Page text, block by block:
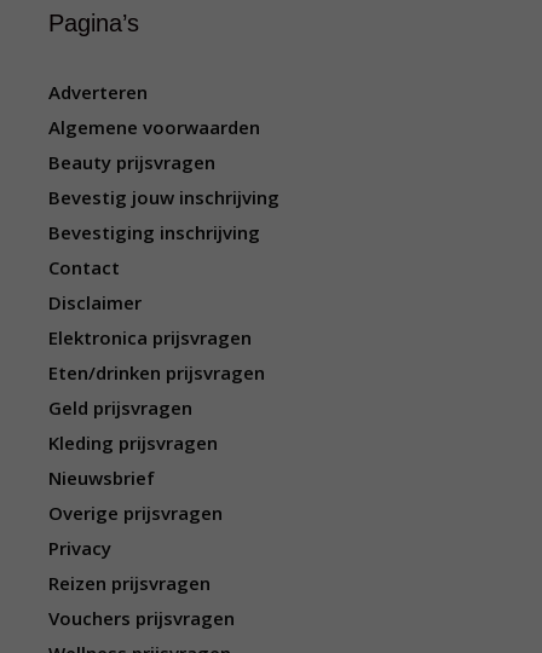
Pagina’s
Adverteren
Algemene voorwaarden
Beauty prijsvragen
Bevestig jouw inschrijving
Bevestiging inschrijving
Contact
Disclaimer
Elektronica prijsvragen
Eten/drinken prijsvragen
Geld prijsvragen
Kleding prijsvragen
Nieuwsbrief
Overige prijsvragen
Privacy
Reizen prijsvragen
Vouchers prijsvragen